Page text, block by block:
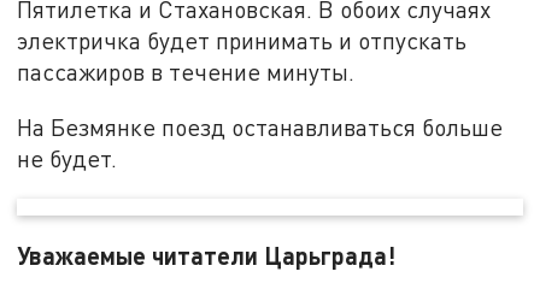
Пятилетка и Стахановская. В обоих случаях
электричка будет принимать и отпускать
пассажиров в течение минуты.
На Безмянке поезд останавливаться больше
не будет.
Уважаемые читатели Царьграда!